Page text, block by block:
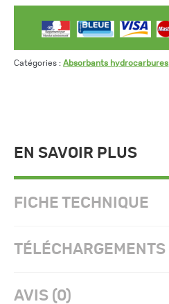
Catégories : Absorbants hydrocarbures
EN SAVOIR PLUS
FICHE TECHNIQUE
TÉLÉCHARGEMENTS
AVIS (0)